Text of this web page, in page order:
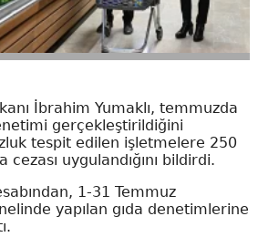
İbrahim Yumaklı, temmuzda
gerçekleştirildiğini
tespit edilen işletmelere 250
uygulandığını bildirdi.
1-31 Temmuz
yapılan gıda denetimlerine